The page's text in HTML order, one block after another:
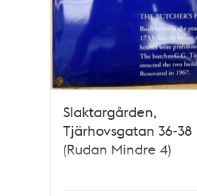
Slaktargården,
Tjärhovsgatan 36-38
(Rudan Mindre 4)